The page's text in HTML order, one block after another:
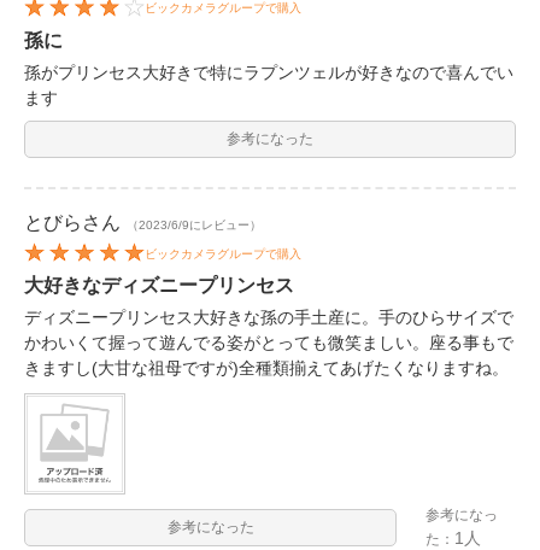
ビックカメラグループで購入
孫に
孫がプリンセス大好きで特にラプンツェルが好きなので喜んでい
ます
参考になった
とびら さん （2023/6/9にレビュー）
ビックカメラグループで購入
大好きなディズニープリンセス
ディズニープリンセス大好きな孫の手土産に。手のひらサイズで
かわいくて握って遊んでる姿がとっても微笑ましい。座る事もで
きますし(大甘な祖母ですが)全種類揃えてあげたくなりますね。
参考になった
参考になっ
た： 1人